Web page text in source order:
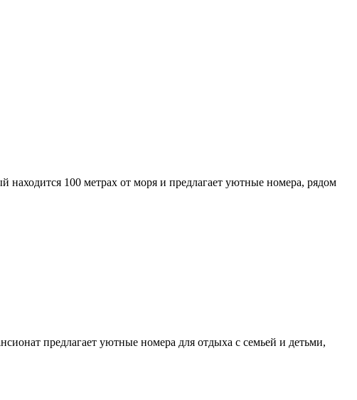
100 метрах от моря и предлагает уютные номера, рядом
предлагает уютные номера для отдыха с семьей и детьми,